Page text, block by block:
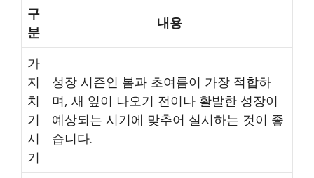
구
분
내용
가
지
치
기
시
기
성장 시즌인 봄과 초여름이 가장 적합하
며, 새 잎이 나오기 전이나 활발한 성장이
예상되는 시기에 맞추어 실시하는 것이 좋
습니다.